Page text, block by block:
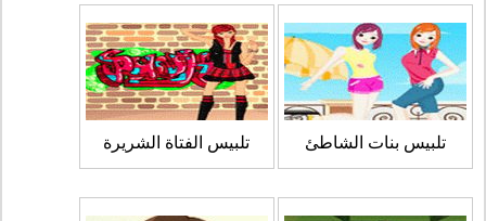
تلبيس بنات الشاطئ تلبيس الفتاة الشريرة